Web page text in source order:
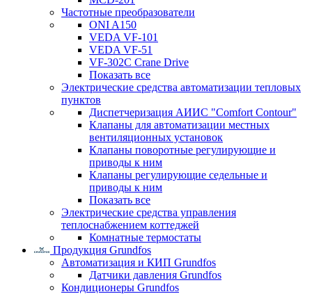
Частотные преобразователи
ONI A150
VEDA VF-101
VEDA VF-51
VF-302C Crane Drive
Показать все
Электрические средства автоматизации тепловых
пунктов
Диспетчеризация АИИС "Comfort Contour"
Клапаны для автоматизации местных
вентиляционных установок
Клапаны поворотные регулирующие и
приводы к ним
Клапаны регулирующие седельные и
приводы к ним
Показать все
Электрические средства управления
теплоснабжением коттеджей
Комнатные термостаты
Продукция Grundfos
Автоматизация и КИП Grundfos
Датчики давления Grundfos
Кондиционеры Grundfos